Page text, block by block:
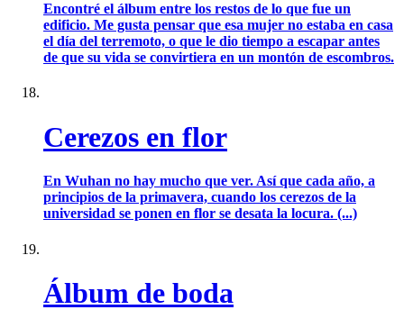
Encontré el álbum entre los restos de lo que fue un
edificio. Me gusta pensar que esa mujer no estaba en casa
el día del terremoto, o que le dio tiempo a escapar antes
de que su vida se convirtiera en un montón de escombros.
Cerezos en flor
En Wuhan no hay mucho que ver. Así que cada año, a
principios de la primavera, cuando los cerezos de la
universidad se ponen en flor se desata la locura. (...)
Álbum de boda